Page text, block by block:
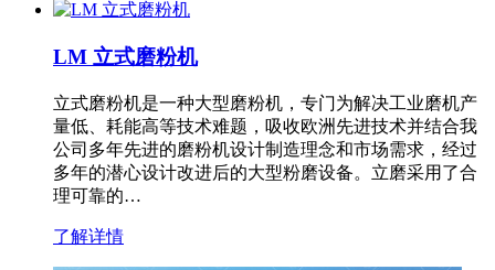
LM 立式磨粉机
立式磨粉机是一种大型磨粉机，专门为解决工业磨机产
量低、耗能高等技术难题，吸收欧洲先进技术并结合我
公司多年先进的磨粉机设计制造理念和市场需求，经过
多年的潜心设计改进后的大型粉磨设备。立磨采用了合
理可靠的…
了解详情